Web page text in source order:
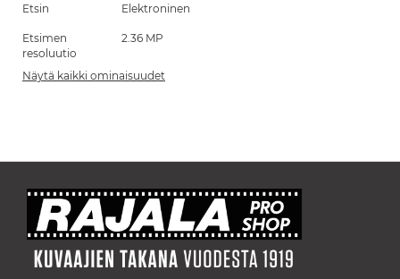
Etsin Elektroninen
Etsimen
resoluutio
2.36 MP
Näytä kaikki ominaisuudet